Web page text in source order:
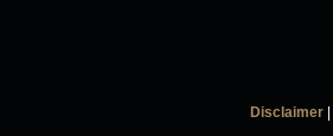
Disclaimer|